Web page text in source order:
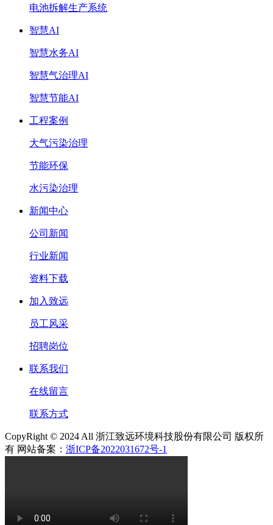
电池拆解生产系统
智慧AI
智慧水务AI
智慧气治理AI
智慧节能AI
工程案例
大气污染治理
节能环保
水污染治理
新闻中心
公司新闻
行业新闻
资料下载
加入致远
员工风采
招聘岗位
联系我们
在线留言
联系方式
CopyRight © 2024 All 浙江致远环境科技股份有限公司 版权所
有 网站备案： 浙ICP备2022031672号-1